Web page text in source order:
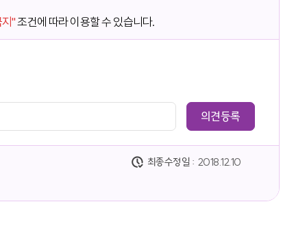
"조건에 따라 이용할 수 있습니다.
최종수정일 : 2018.12.10